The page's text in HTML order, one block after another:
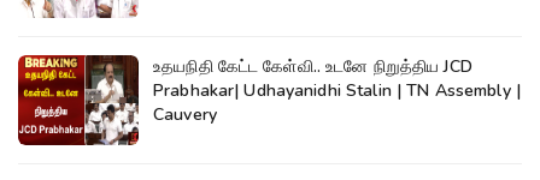
உதயநிதி கேட்ட கேள்வி.. உடனே நிறுத்திய JCD
Prabhakar| Udhayanidhi Stalin | TN Assembly |
Cauvery